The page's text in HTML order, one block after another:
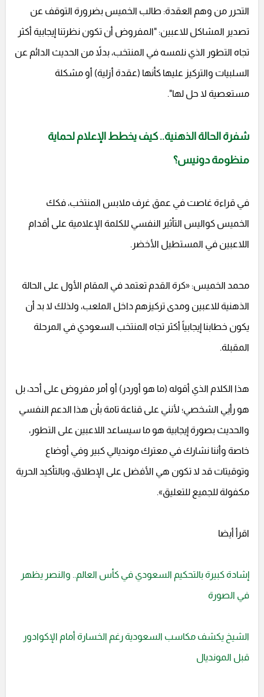
التحرر من وهم العقدة: طالب الخميس بضرورة التوقف عن
تصدير المشاكل للاعبين: "المفروض أن تكون نظرتنا إيجابية أكثر
تجاه التطور الذي نلمسه في المنتخب، بدلاً من الحديث الدائم عن
السلبيات والتركيز عليها كأنها (عقدة أزلية) أو مشكلة
مستعصية لا حل لها".
شفرة الحالة الذهنية.. كيف يخطط الإعلام لحماية
منظومة دونيس؟
في قراءة غاصت في عمق غرف ملابس المنتخب، فكك
الخميس كواليس التأثير النفسي للكلمة الإعلامية على أقدام
اللاعبين في المستطيل الأخضر.
محمد الخميس: «كرة القدم تعتمد في المقام الأول على الحالة
الذهنية للاعبين ومدى تركيزهم داخل الملعب، ولذلك لا بد أن
يكون خطابنا إيجابياً أكثر تجاه المنتخب السعودي في المرحلة
المقبلة.
هذا الكلام الذي أقوله (ما هو أوردر) أو أمر مفروض على أحد، بل
هو رأيي الشخصي؛ لأنني على قناعة تامة بأن هذا الدعم النفسي
والحديث بصورة إيجابية هو ما سيساعد اللاعبين على التطور،
خاصة وأننا نشارك في معترك مونديالي كبير وفي أوضاع
وتوقيتات قد لا تكون هي الأفضل على الإطلاق، وبالتأكيد الحرية
مكفولة للجميع للتعليق».
اقرأ أيضا
إشادة كبيرة بالتحكيم السعودي في كأس العالم.. والنصر يظهر
في الصورة
الشيخ يكشف مكاسب السعودية رغم الخسارة أمام الإكوادور
قبل المونديال